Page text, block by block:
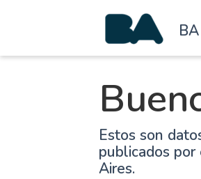
Estos son
publicados
Aires.